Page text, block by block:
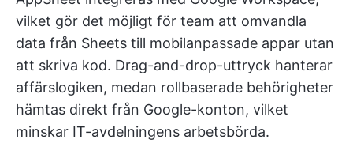
vilket gör det möjligt för team att omvandla
data från Sheets till mobilanpassade appar utan
att skriva kod. Drag-and-drop-uttryck hanterar
affärslogiken, medan rollbaserade behörigheter
hämtas direkt från Google-konton, vilket
minskar IT-avdelningens arbetsbörda.